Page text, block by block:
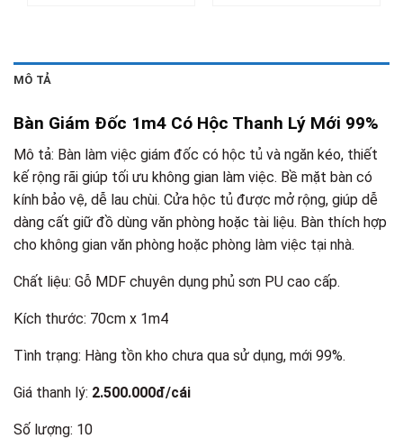
MÔ TẢ
Bàn Giám Đốc 1m4 Có Hộc Thanh Lý Mới 99%
Mô tả: Bàn làm việc giám đốc có hộc tủ và ngăn kéo, thiết
kế rộng rãi giúp tối ưu không gian làm việc. Bề mặt bàn có
kính bảo vệ, dễ lau chùi. Cửa hộc tủ được mở rộng, giúp dễ
dàng cất giữ đồ dùng văn phòng hoặc tài liệu. Bàn thích hợp
cho không gian văn phòng hoặc phòng làm việc tại nhà.
Chất liệu: Gỗ MDF chuyên dụng phủ sơn PU cao cấp.
Kích thước: 70cm x 1m4
Tình trạng: Hàng tồn kho chưa qua sử dụng, mới 99%.
Giá thanh lý: 2.500.000đ/cái
Số lượng: 10